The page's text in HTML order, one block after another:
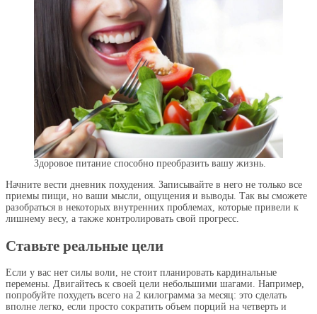
Здоровое питание способно преобразить вашу жизнь.
Начните вести дневник похудения. Записывайте в него не только все
приемы пищи, но ваши мысли, ощущения и выводы. Так вы сможете
разобраться в некоторых внутренних проблемах, которые привели к
лишнему весу, а также контролировать свой прогресс.
Ставьте реальные цели
Если у вас нет силы воли, не стоит планировать кардинальные
перемены. Двигайтесь к своей цели небольшими шагами. Например,
попробуйте похудеть всего на 2 килограмма за месяц: это сделать
вполне легко, если просто сократить объем порций на четверть и